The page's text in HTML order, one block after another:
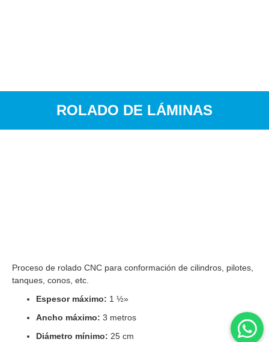
ROLADO DE LÁMINAS
Proceso de rolado CNC para conformación de cilindros, pilotes,
tanques, conos, etc.
Espesor máximo: 1 ½»
Ancho máximo: 3 metros
Diámetro mínimo: 25 cm